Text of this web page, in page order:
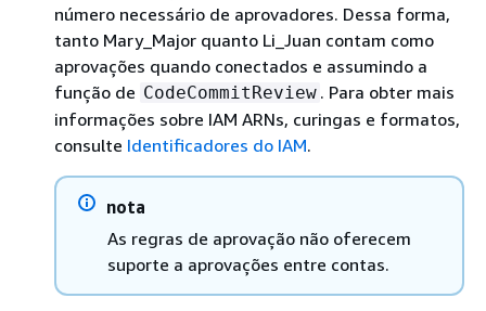
número necessário de aprovadores. Dessa forma,
tanto Mary_Major quanto Li_Juan contam como
aprovações quando conectados e assumindo a
função de CodeCommitReview . Para obter mais
informações sobre IAM ARNs, curingas e formatos,
consulte Identificadores do IAM.
nota
As regras de aprovação não oferecem
suporte a aprovações entre contas.